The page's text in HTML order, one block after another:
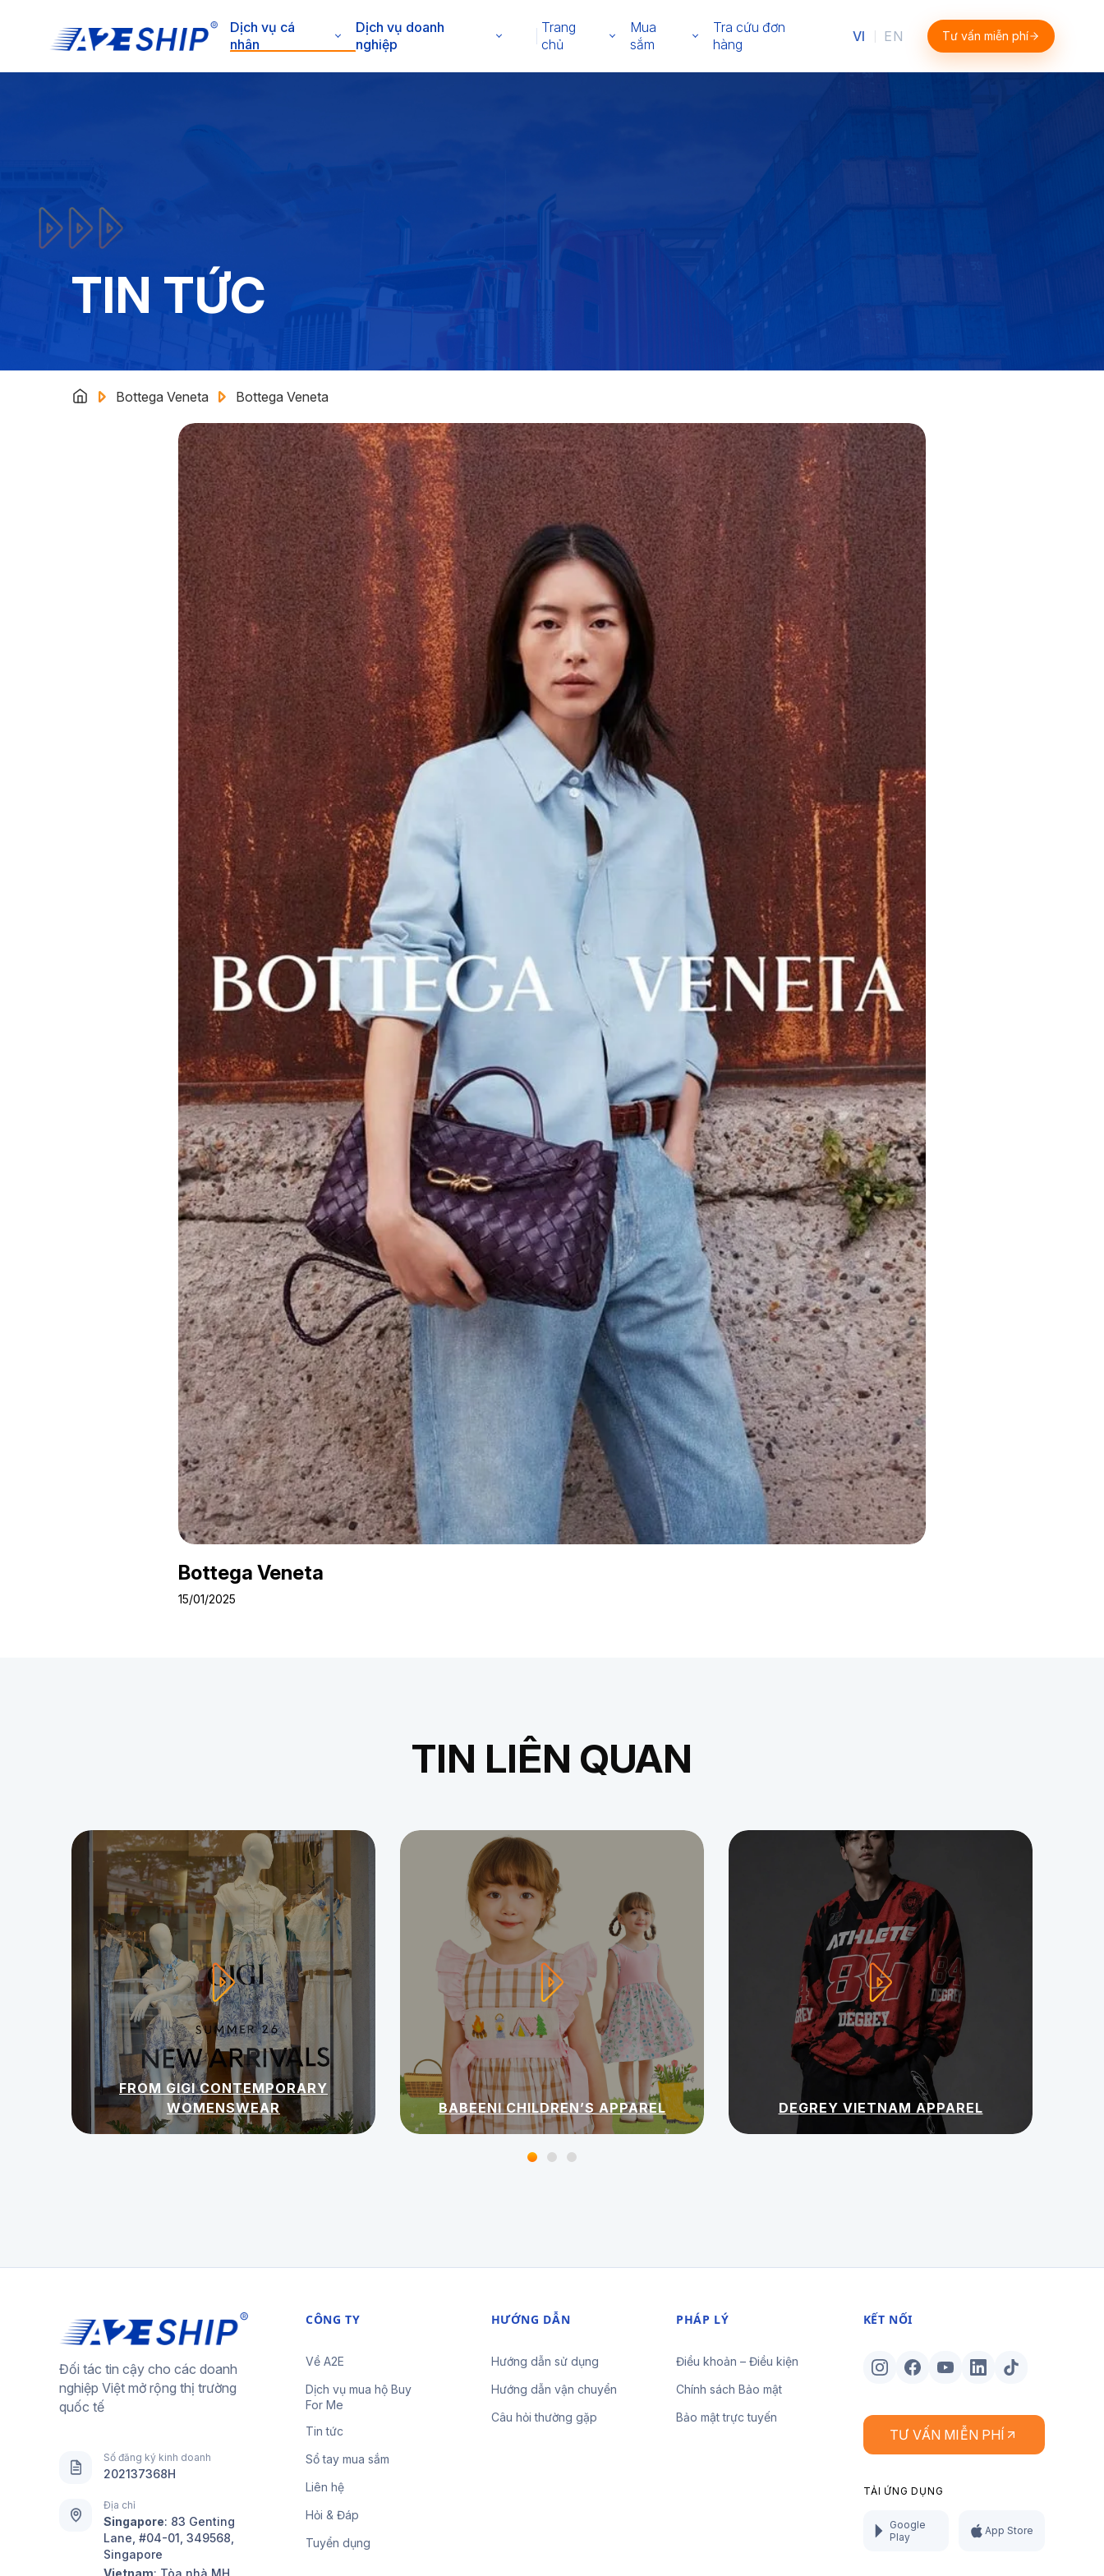
Dịch vụ cá
nhân
Dịch vụ doanh
nghiệp
Trang
chủ
Mua
sắm
Tra cứu đơn
hàng
VI EN Tư vấn miễn phí
TIN TỨC
Bottega Veneta Bottega Veneta
Bottega Veneta
15/01/2025
TIN LIÊN QUAN
FROM GIGI CONTEMPORARY
WOMENSWEAR
BABEENI CHILDREN’S APPAREL DEGREY VIETNAM APPAREL
Đối tác tin cậy cho các doanh
nghiệp Việt mở rộng thị trường
quốc tế
Số đăng ký kinh doanh
202137368H
Địa chỉ
Singapore: 83 Genting
Lane, #04-01, 349568,
Singapore
Vietnam: Tòa nhà MH
CÔNG TY
Về A2E
Dịch vụ mua hộ Buy
For Me
Tin tức
Sổ tay mua sắm
Liên hệ
Hỏi & Đáp
Tuyển dụng
HƯỚNG DẪN
Hướng dẫn sử dụng
Hướng dẫn vận chuyển
Câu hỏi thường gặp
PHÁP LÝ
Điều khoản – Điều kiện
Chính sách Bảo mật
Bảo mật trực tuyến
KẾT NỐI
TƯ VẤN MIỄN PHÍ
TẢI ỨNG DỤNG
Google
Play
App Store